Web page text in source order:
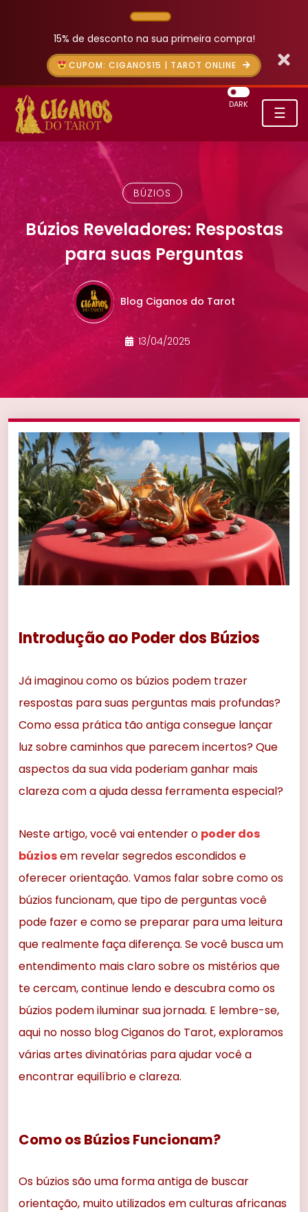
15% de desconto na sua primeira compra!
CUPOM: CIGANOS15 | TAROT ONLINE
☰
DARK
BÚZIOS
Búzios Reveladores: Respostas
para suas Perguntas
Blog Ciganos do Tarot
13/04/2025
Introdução ao Poder dos Búzios
Já imaginou como os búzios podem trazer
respostas para suas perguntas mais profundas?
Como essa prática tão antiga consegue lançar
luz sobre caminhos que parecem incertos? Que
aspectos da sua vida poderiam ganhar mais
clareza com a ajuda dessa ferramenta especial?
Neste artigo, você vai entender o poder dos
búziosem revelar segredos escondidos e
oferecer orientação. Vamos falar sobre como os
búzios funcionam, que tipo de perguntas você
pode fazer e como se preparar para uma leitura
que realmente faça diferença. Se você busca um
entendimento mais claro sobre os mistérios que
te cercam, continue lendo e descubra como os
búzios podem iluminar sua jornada. E lembre-se,
aqui no nosso blog Ciganos do Tarot, exploramos
várias artes divinatórias para ajudar você a
encontrar equilíbrio e clareza.
Como os Búzios Funcionam?
Os búzios são uma forma antiga de buscar
orientação, muito utilizados em culturas africanas